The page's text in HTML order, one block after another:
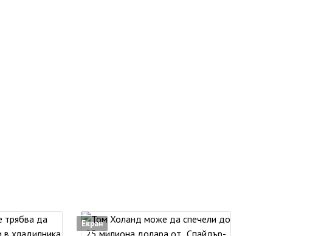
Екран